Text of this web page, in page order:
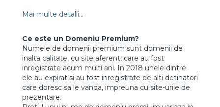
Mai multe detalii...
Ce este un Domeniu Premium?
Numele de domenii premium sunt domenii de
inalta calitate, cu site aferent, care au fost
inregistrate acum multi ani. In 2018 unele dintre
ele au expirat si au fost inregistrate de alti detinatori
care doresc sa le vanda, impreuna cu site-urile de
prezentare.